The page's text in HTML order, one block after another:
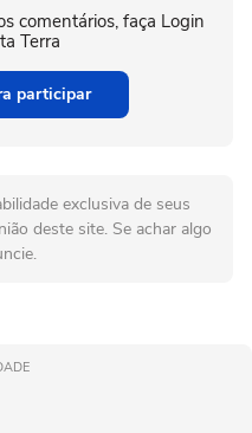
comentários, faça Login
Terra
participar
exclusiva de seus
deste site. Se achar algo